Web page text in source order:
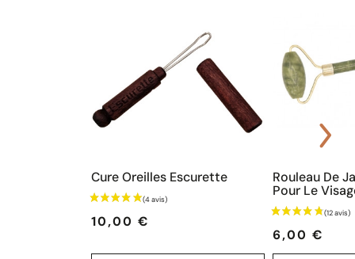
Cure Oreilles Escurette
Prix
10,00 €
Rouleau De
Pour Le
Prix
6,00 €